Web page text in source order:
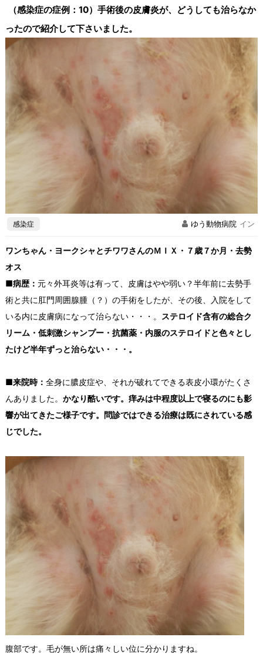
（感染症の症例：10）手術後の皮膚炎が、どうしても治らなか
ったので紹介して下さいました。
感染症 ゆう動物病院 イン
ワンちゃん・ヨークシャとチワワさんのＭＩＸ・７歳７か月・去勢
オス
■病歴： 元々外耳炎等は有って、皮膚はやや弱い？半年前に去勢手
術と共に肛門周囲腺腫（？）の手術をしたが、その後、入院をして
いる内に皮膚病になって治らない・・・。
ステロイド含有の総合ク
リーム・低刺激シャンプー・抗菌薬・内服のステロイドと色々とし
たけど半年ずっと治らない・・・。
■来院時： 全身に膿皮症や、それが破れてできる表皮小環がたくさ
んありました。 かなり酷いです。痒みは中程度以上で寝るのにも影
響が出てきたご様子です。問診ではできる治療は既にされている感
じでした。
腹部です。毛が無い所は痛々しい位に分かりますね。